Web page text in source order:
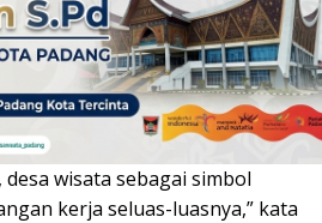
wisata sebagai simbol
kerja seluas-luasnya,” kata